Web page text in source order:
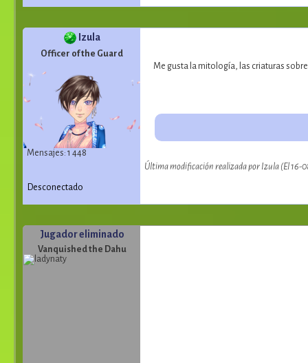
Izula
Officer of the Guard
Mensajes: 1 448
Me gusta la mitología, las criaturas
Última modificación realizada por Izula (El 16-
Desconectado
Jugador eliminado
Vanquished the Dahu